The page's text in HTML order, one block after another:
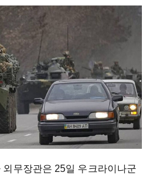
무장관은 25일 우크라이나군